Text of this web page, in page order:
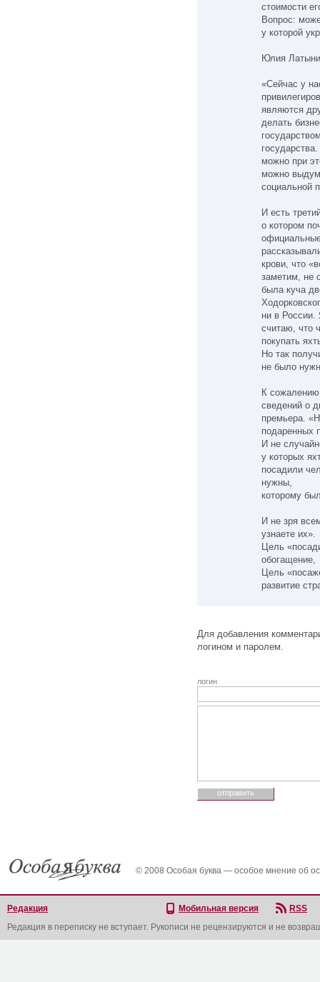
стоимости
Вопрос:
у которой
Юлия
«Сейчас у
являются
делать
можно при
можно
социальной
И есть
о котором
крови, что
заметим, не
была куча
ни в России.
считаю, что
покупать
Но так
не было
К
сведений о
премьера.
подаренных
И не
у которых
посадили
нужны,
которому
И не зря
узнаете их».
Цель
обогащение,
Цель
развитие
Для добавления
логином и паролем.
логин
© 2008 Особая буква — особое мнение об
Редакция Мобильная версия
RSS
Редакция в переписку не вступает. Рукописи не рецензируются и не